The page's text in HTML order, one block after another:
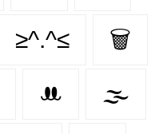
≥^.^≤ 🗑
ꔚ 🌫